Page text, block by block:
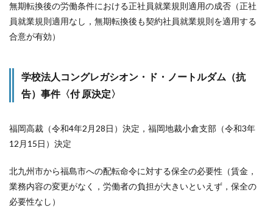
無期転換後の労働条件における正社員就業規則適用の成否（正社
員就業規則適用なし，無期転換後も契約社員就業規則を適用する
合意が有効）
学校法人コングレガシオン・ド・ノートルダム（抗
告）事件〈付 原決定〉
福岡高裁（令和4年2月28日）決定，福岡地裁小倉支部（令和3年
12月15日）決定
北九州市から福島市への配転命令に対する保全の必要性（賃金，
業務内容の変更がなく，労働者の負担が大きいといえず，保全の
必要性なし）